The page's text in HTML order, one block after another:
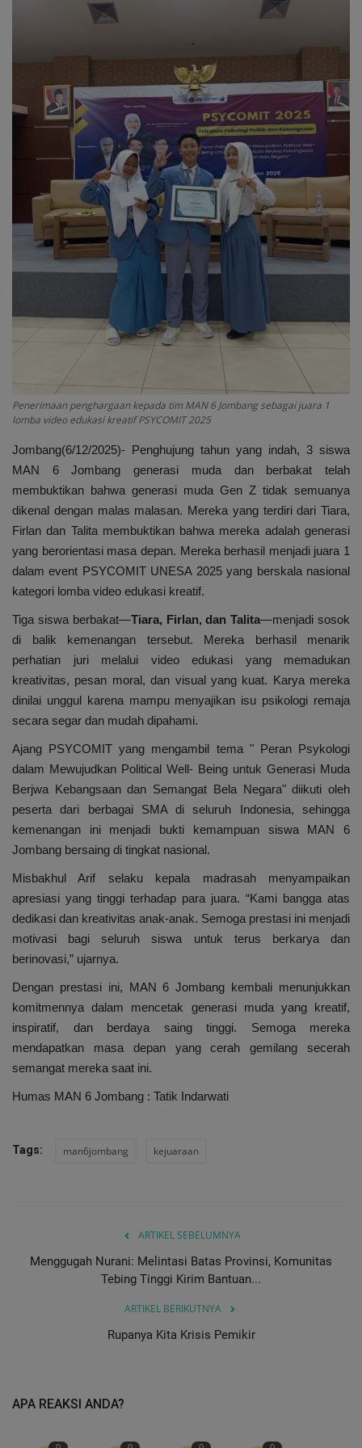
Resensi
Reportase
Galleri
Audiobook
Penerimaan penghargaan kepada tim MAN 6 Jombang sebagai juara 1
lomba video edukasi kreatif PSYCOMIT 2025
Jombang(6/12/2025)- Penghujung tahun yang indah, 3 siswa
MAN 6 Jombang generasi muda dan berbakat telah
membuktikan bahwa generasi muda Gen Z tidak semuanya
dikenal dengan malas malasan. Mereka yang terdiri dari Tiara,
Firlan dan Talita membuktikan bahwa mereka adalah generasi
yang berorientasi masa depan. Mereka berhasil menjadi juara 1
dalam event PSYCOMIT UNESA 2025 yang berskala nasional
kategori lomba video edukasi kreatif.
Tiga siswa berbakat—Tiara, Firlan, dan Talita—menjadi sosok
di balik kemenangan tersebut. Mereka berhasil menarik
perhatian juri melalui video edukasi yang memadukan
kreativitas, pesan moral, dan visual yang kuat. Karya mereka
dinilai unggul karena mampu menyajikan isu psikologi remaja
secara segar dan mudah dipahami.
Ajang PSYCOMIT yang mengambil tema " Peran Psykologi
dalam Mewujudkan Political Well- Being untuk Generasi Muda
Berjwa Kebangsaan dan Semangat Bela Negara" diikuti oleh
peserta dari berbagai SMA di seluruh Indonesia, sehingga
kemenangan ini menjadi bukti kemampuan siswa MAN 6
Jombang bersaing di tingkat nasional.
Misbakhul Arif selaku kepala madrasah menyampaikan
apresiasi yang tinggi terhadap para juara. “Kami bangga atas
dedikasi dan kreativitas anak-anak. Semoga prestasi ini menjadi
motivasi bagi seluruh siswa untuk terus berkarya dan
berinovasi,” ujarnya.
Dengan prestasi ini, MAN 6 Jombang kembali menunjukkan
komitmennya dalam mencetak generasi muda yang kreatif,
inspiratif, dan berdaya saing tinggi. Semoga mereka
mendapatkan masa depan yang cerah gemilang secerah
semangat mereka saat ini.
Humas MAN 6 Jombang : Tatik Indarwati
Tags: man6jombang kejuaraan
ARTIKEL SEBELUMNYA
Menggugah Nurani: Melintasi Batas Provinsi, Komunitas
Tebing Tinggi Kirim Bantuan...
ARTIKEL BERIKUTNYA
Rupanya Kita Krisis Pemikir
APA REAKSI ANDA?